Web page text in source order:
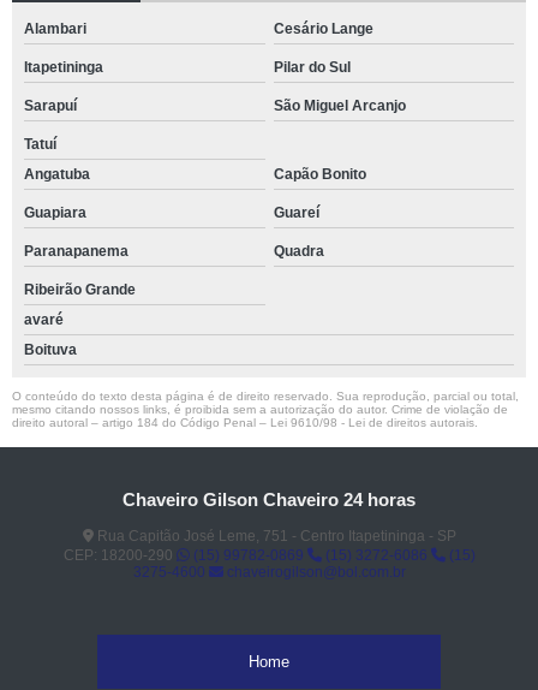
Alambari Cesário Lange
Itapetininga Pilar do Sul
Sarapuí São Miguel Arcanjo
Tatuí
Angatuba
Capão Bonito
Guapiara Guareí
Paranapanema Quadra
Ribeirão Grande
avaré
Boituva
O conteúdo do texto desta página é de direito reservado. Sua reprodução, parcial ou total,
mesmo citando nossos links, é proibida sem a autorização do autor. Crime de violação de
direito autoral – artigo 184 do Código Penal – Lei 9610/98 - Lei de direitos autorais
Chaveiro Gilson Chaveiro 24 horas
Rua Capitão José Leme, 751 - Centro Itapetininga - SP
CEP: 18200-290
(15) 99782-0869 (15) 3272-6086
(15)
3275-4600
chaveirogilson@bol.com.br
Home